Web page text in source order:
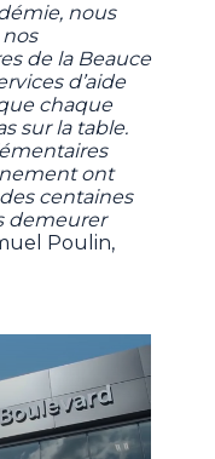
nous
de la Beauce
d’aide
chaque
sur la table.
ont
centaines
demeurer
Poulin,